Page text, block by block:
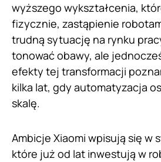
wyższego wykształcenia,
fizycznie, zastąpienie
trudną sytuację na rynku
tonować obawy, ale
efekty tej transformacji
kilka lat, gdy automatyzacja
skalę.
Ambicje Xiaomi wpisują się w
które już od lat inwestują w